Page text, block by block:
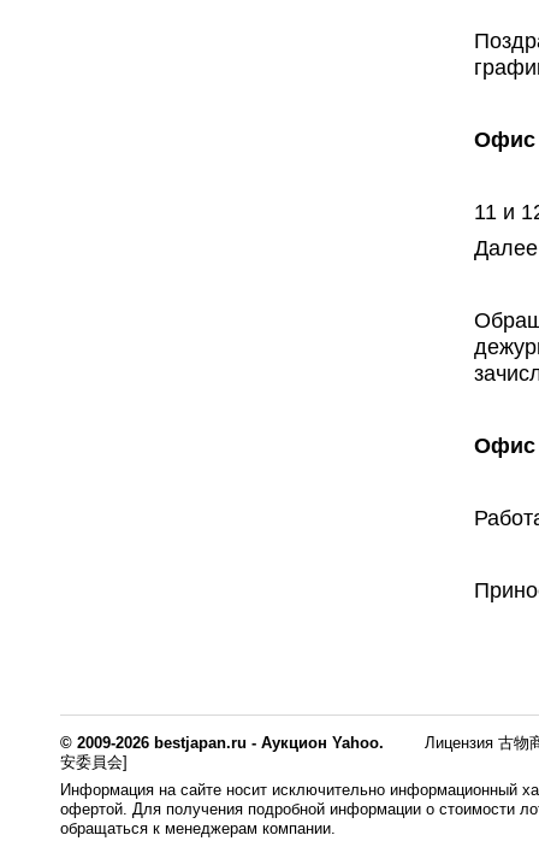
Офис
11 и
Офис
© 2009-2026 bestjapan.ru - Аукцион Yahoo.
Лицензия 古物
安委員会]
Информация на сайте носит исключительно информационный
офертой. Для получения подробной информации о стоимости
обращаться к менеджерам компании.